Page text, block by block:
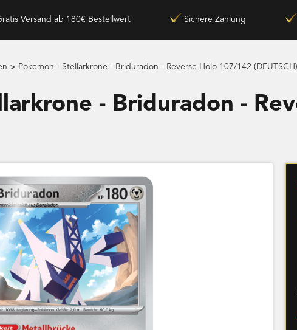
Versand ab 180€ Bestellwert Sichere Zahlung
> Pokemon - Stellarkrone - Briduradon - Reverse Holo 107/142 (DEUTSCH)
- Briduradon -